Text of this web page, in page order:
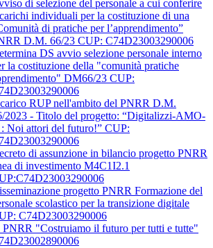
di selezione del personale a cui conferire
individuali per la costituzione di una
di pratiche per l’apprendimento”
D.M. 66/23 CUP: C74D23003290006
DS avvio selezione personale interno
la costituzione della "comunità pratiche
DM66/23 CUP:
RUP nell'ambito del PNRR D.M.
2023 - Titolo del progetto: “Digitalizzi-AMO-
Noi attori del futuro!” CUP:
di assunzione in bilancio progetto PNRR
di investimento M4C1I2.1
progetto PNRR Formazione del
scolastico per la transizione digitale
C74D23003290006
PNRR "Costruiamo il futuro per tutti e tutte"